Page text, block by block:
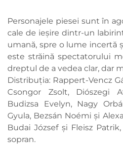
Personajele piesei sunt în
cale de ieșire dintr-un
umană, spre o lume incertă
este străină spectatorului
dreptul de a vedea clar, dar
Distribuția: Rappert-Vencz
Csongor Zsolt, Diószegi
Budizsa Evelyn, Nagy
Gyula, Bezsán Noémi și
Budai József și Fleisz
sopran.